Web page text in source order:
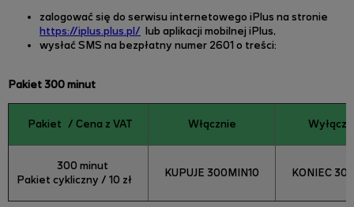
zalogować się do serwisu internetowego iPlus na stronie
https://iplus.plus.pl/ lub aplikacji mobilnej iPlus,
wysłać SMS na bezpłatny numer 2601 o treści:
Pakiet 300 minut
Pakiet / Cena z VAT Włącznie
300 minut
Pakiet cykliczny / 10 zł
KUPUJE 300MIN10 KONIEC